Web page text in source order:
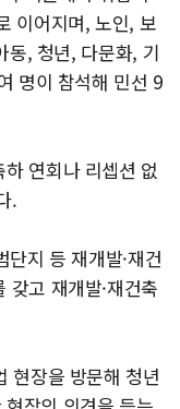
이어지며, 노인, 보
동, 청년, 다문화, 기
명이 참석해 민선 9
연회나 리셉션 없
.
지 등 재개발·재건
고 재개발·재건축
현장을 방문해 청년